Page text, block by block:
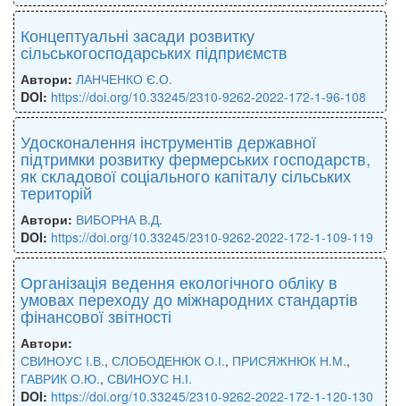
Концептуальні засади розвитку
сільськогосподарських підприємств
Автори: ЛАНЧЕНКО Є.О.
DOI: https://doi.org/10.33245/2310-9262-2022-172-1-96-108
Удосконалення інструментів державної
підтримки розвитку фермерських господарств,
як складової соціального капіталу сільських
територій
Автори: ВИБОРНА В.Д.
DOI: https://doi.org/10.33245/2310-9262-2022-172-1-109-119
Організація ведення екологічного обліку в
умовах переходу до міжнародних стандартів
фінансової звітності
Автори:
СВИНОУС І.В., СЛОБОДЕНЮК О.І., ПРИСЯЖНЮК Н.М.,
ГАВРИК О.Ю., СВИНОУС Н.І.
DOI: https://doi.org/10.33245/2310-9262-2022-172-1-120-130